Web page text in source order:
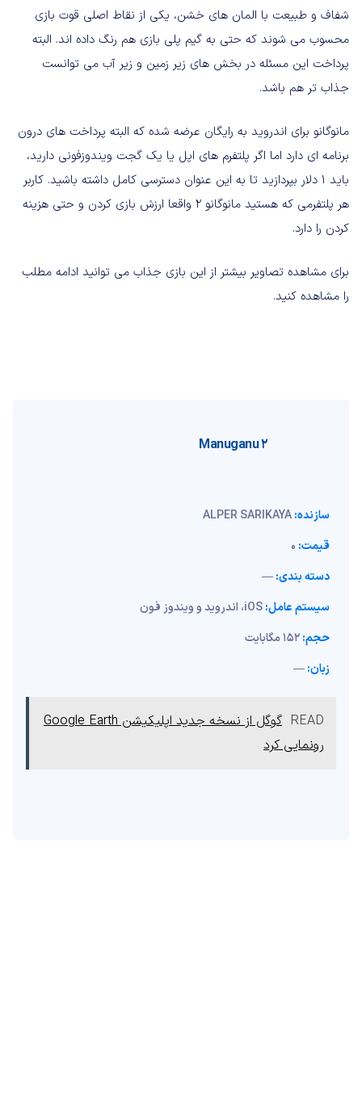
شفاف و طبیعت با المان های خشن، یکی از نقاط اصلی قوت بازی
محسوب می شوند که حتی به گیم پلی بازی هم رنگ داده اند. البته
پرداخت این مسئله در بخش های زیر زمین و زیر آب می توانست
جذاب تر هم باشد.
مانوگانو برای اندروید به رایگان عرضه شده که البته پرداخت های درون
برنامه ای دارد اما اگر پلتفرم های اپل یا یک گجت ویندوزفونی دارید،
باید 1 دلار بپردازید تا به این عنوان دسترسی کامل داشته باشید. کاربر
هر پلتفرمی که هستید مانوگانو 2 واقعا ارزش بازی کردن و حتی هزینه
کردن را دارد.
برای مشاهده تصاویر بیشتر از این بازی جذاب می توانید ادامه مطلب
را مشاهده کنید.
Manuganu 2
سازنده:
قیمت:
دسته بندی:—
سیستم عامل:
حجم:
زبان:—
READ
گوگل از نسخه جدید اپلیکیشن Google Earth
رونمایی کرد